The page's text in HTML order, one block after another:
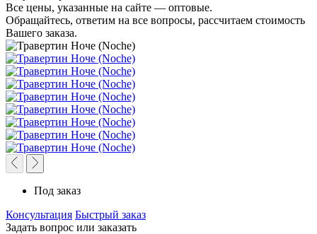
Все цены, указанные на сайте — оптовые.
Обращайтесь, ответим на все вопросы, рассчитаем стоимость
Вашего заказа.
Под заказ
Консультация Быстрый заказ
Задать вопрос или заказать